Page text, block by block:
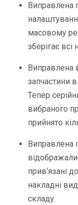
Виправлена
масовому
зберігає
Виправлена
запчастини
Тепер
вибраного
прийнято
Виправлена
прив'язані
накладні
складу.